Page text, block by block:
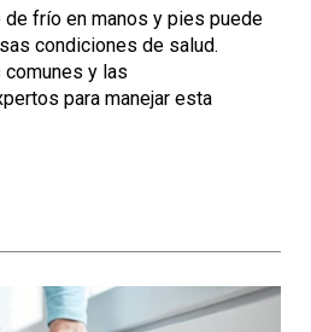
frío en manos y pies puede
condiciones de salud.
y las
para manejar esta